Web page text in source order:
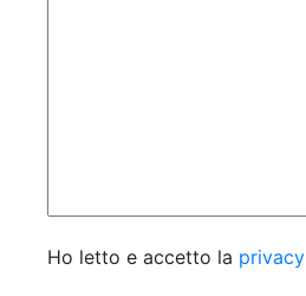
Ho letto e accetto la privacy